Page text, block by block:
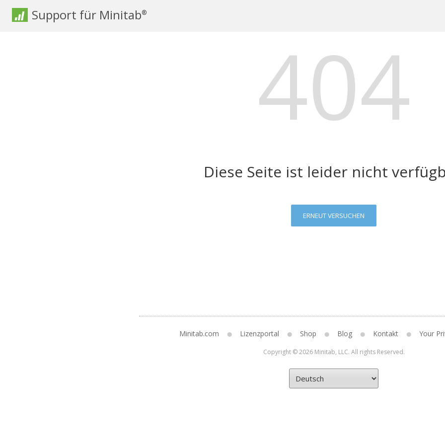
Support für Minitab®
404
Diese Seite ist leider nicht
ERNEUT VERSUCHEN
Minitab.com Lizenzportal Shop Blog Kontakt Your
Copyright © 2026 Minitab, LLC. All rights Reserved.